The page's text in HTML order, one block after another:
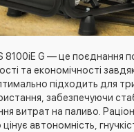
8100iE G — це поєднання
та економічності
підходить для
забезпечуючи
витрат на паливо.
автономність,